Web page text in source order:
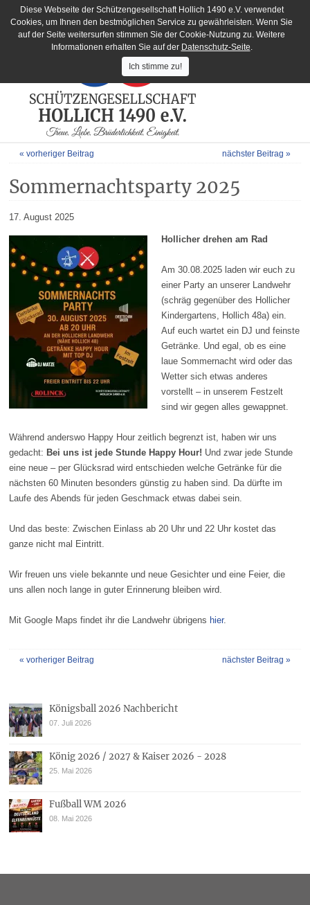
« vorheriger Beitrag nächster Beitrag »
Sommernachtsparty 2025
17. August 2025
Hollicher drehen am Rad
Am 30.08.2025 laden wir euch zu
einer Party an unserer Landwehr
(schräg gegenüber des Hollicher
Kindergartens, Hollich 48a) ein.
Auf euch wartet ein DJ und feinste
Getränke. Und egal, ob es eine
laue Sommernacht wird oder das
Wetter sich etwas anderes
vorstellt – in unserem Festzelt
sind wir gegen alles gewappnet.
Während anderswo Happy Hour zeitlich begrenzt ist, haben wir uns
gedacht: Bei uns ist jede Stunde Happy Hour! Und zwar jede Stunde
eine neue – per Glücksrad wird entschieden welche Getränke für die
nächsten 60 Minuten besonders günstig zu haben sind. Da dürfte im
Laufe des Abends für jeden Geschmack etwas dabei sein.
Und das beste: Zwischen Einlass ab 20 Uhr und 22 Uhr kostet das
ganze nicht mal Eintritt.
Wir freuen uns viele bekannte und neue Gesichter und eine Feier, die
uns allen noch lange in guter Erinnerung bleiben wird.
Mit Google Maps findet ihr die Landwehr übrigens hier.
« vorheriger Beitrag nächster Beitrag »
Königsball 2026 Nachbericht
07. Juli 2026
König 2026 / 2027 & Kaiser 2026 - 2028
25. Mai 2026
Fußball WM 2026
08. Mai 2026
Diese Webseite der Schützengesellschaft Hollich 1490 e.V. verwendet
Cookies, um Ihnen den bestmöglichen Service zu gewährleisten. Wenn Sie
auf der Seite weitersurfen stimmen Sie der Cookie-Nutzung zu. Weitere
Informationen erhalten Sie auf der Datenschutz-Seite.
Ich stimme zu!